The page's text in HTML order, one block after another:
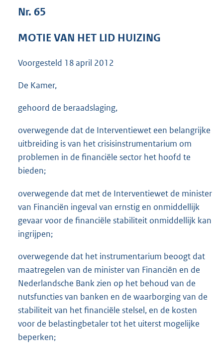
Nr. 65
MOTIE VAN HET LID HUIZING
Voorgesteld 18 april 2012
De Kamer,
gehoord de beraadslaging,
overwegende dat de Interventiewet een belangrijke
uitbreiding is van het crisisinstrumentarium om
problemen in de financiële sector het hoofd te
bieden;
overwegende dat met de Interventiewet de minister
van Financiën ingeval van ernstig en onmiddellijk
gevaar voor de financiële stabiliteit onmiddellijk kan
ingrijpen;
overwegende dat het instrumentarium beoogt dat
maatregelen van de minister van Financiën en de
Nederlandsche Bank zien op het behoud van de
nutsfuncties van banken en de waarborging van de
stabiliteit van het financiële stelsel, en de kosten
voor de belastingbetaler tot het uiterst mogelijke
beperken;